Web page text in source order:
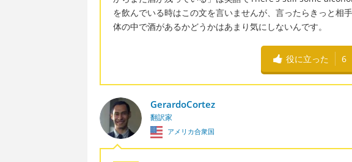
を飲んでいる時はこの文を言いませんが、言ったらきっと相
体の中で酒があるかどうかはあまり気にしないんです。
役に立った 6
GerardoCortez
翻訳家
アメリカ合衆国